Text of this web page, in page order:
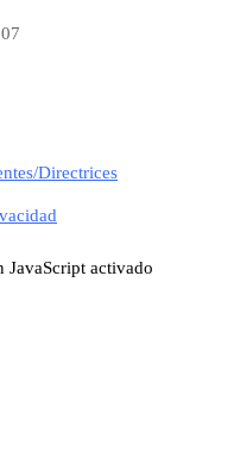
Directrices
JavaScript activado